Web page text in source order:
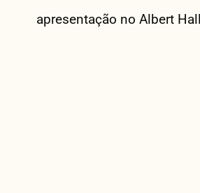
apresentação no Albert